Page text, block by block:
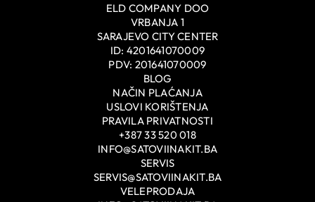
ELD COMPANY DOO
VRBANJA 1
SARAJEVO CITY CENTER
ID: 4201641070009
PDV: 201641070009
BLOG
NAČIN PLAĆANJA
USLOVI KORIŠTENJA
PRAVILA PRIVATNOSTI
+387 33 520 018
INFO@SATOVIINAKIT.BA
SERVIS
SERVIS@SATOVIINAKIT.BA
VELEPRODAJA